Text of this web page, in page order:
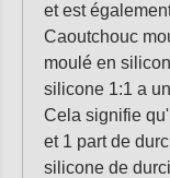
et est
Caoutchouc
moulé en
silicone 1:1 a
Cela signifie
et 1 part de
silicone de